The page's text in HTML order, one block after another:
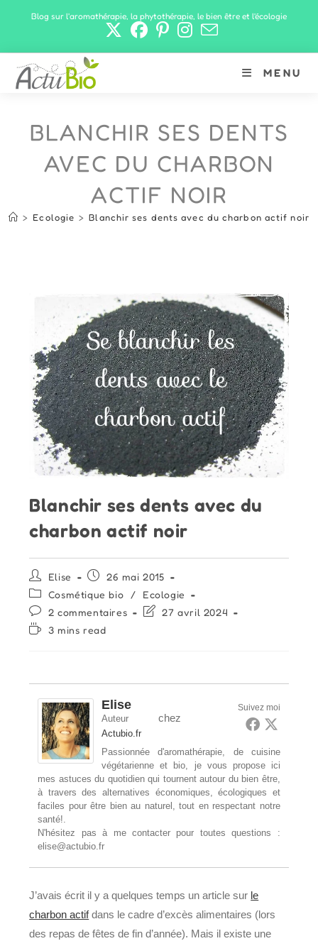
Blog sur l'aromathérapie, la phytothérapie, le bien être et l'écologie
MENU
BLANCHIR SES DENTS
AVEC DU CHARBON
ACTIF NOIR
> Ecologie > Blanchir ses dents avec du charbon actif noir
Blanchir ses dents avec du
charbon actif noir
Auteur/autrice
de
la
publication :
Elise
Publication
publiée :
26 mai 2015
Post
category:
Cosmétique bio /
Ecologie
Commentaires
de
la
2 commentaires
Dernière
27 avril 2024
Temps3 mins read
Suivez moi
Elise
Auteur chez
Actubio.fr
Passionnée d'aromathérapie, de cuisine
végétarienne et bio, je vous propose ici
mes astuces du quotidien qui tournent autour du bien être,
à travers des alternatives économiques, écologiques et
faciles pour être bien au naturel, tout en respectant notre
santé!.
N'hésitez pas à me contacter pour toutes questions :
elise@actubio.fr
J’avais écrit il y a quelques temps un article sur le
charbon actifdans le cadre d’excès alimentaires (lors
des repas de fêtes de fin d’année). Mais il existe une